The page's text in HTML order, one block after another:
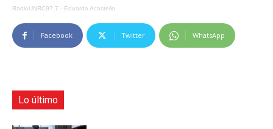
RadioUNRC97.7 · Eduardo Acastello
Facebook Twitter WhatsApp
Lo último